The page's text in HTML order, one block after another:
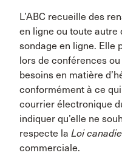
L’ABC recueille des
en ligne ou toute autre
sondage en ligne. Elle
lors de conférences
besoins en matière
conformément à ce
courrier électronique
indiquer qu’elle ne
respecte la Loi
commerciale.